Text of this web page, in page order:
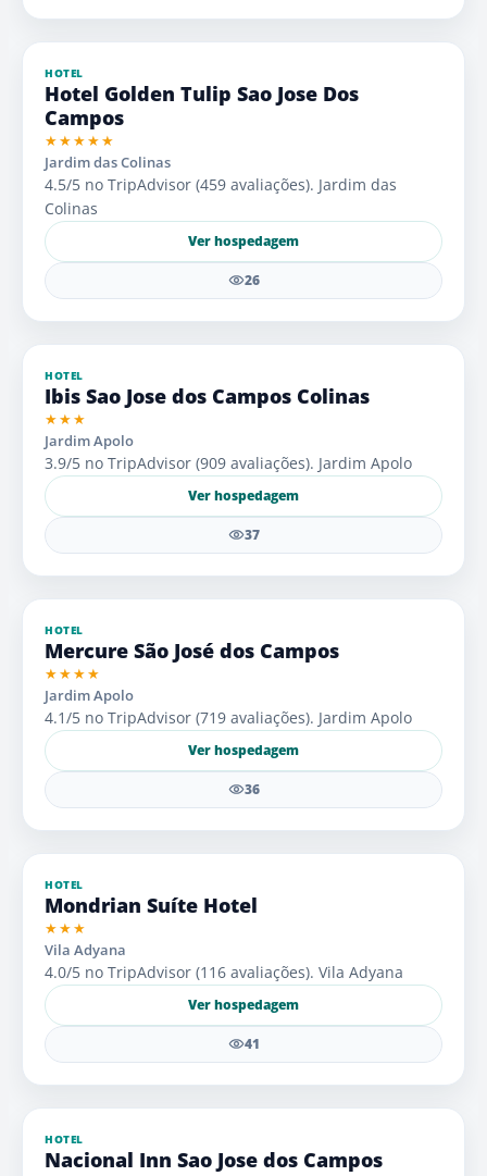
HOTEL
Hotel Golden Tulip Sao Jose Dos
Campos
★★★★★
Jardim das Colinas
4.5/5 no TripAdvisor (459 avaliações). Jardim das
Colinas
Ver hospedagem
26
HOTEL
Ibis Sao Jose dos Campos Colinas
★★★
Jardim Apolo
3.9/5 no TripAdvisor (909 avaliações). Jardim Apolo
Ver hospedagem
37
HOTEL
Mercure São José dos Campos
★★★★
Jardim Apolo
4.1/5 no TripAdvisor (719 avaliações). Jardim Apolo
Ver hospedagem
36
HOTEL
Mondrian Suíte Hotel
★★★
Vila Adyana
4.0/5 no TripAdvisor (116 avaliações). Vila Adyana
Ver hospedagem
41
HOTEL
Nacional Inn Sao Jose dos Campos